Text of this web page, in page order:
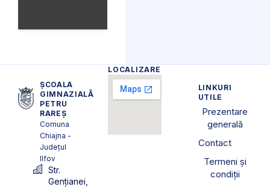
ȘCOALA
GIMNAZIALĂ
PETRU
RAREȘ
Comuna
Chiajna -
Județul
Ilfov
Str.
Gențianei,
LOCALIZARE
LINKURI
UTILE
Prezentare
generală
Contact
Termeni și
condiții